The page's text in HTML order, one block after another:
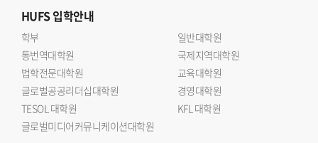
HUFS입학안내
학부
일반대학원
통번역대학원
국제지역대학원
법학전문대학원
교육대학원
글로벌공공리더십대학원
경영대학원
TESOL 대학원
KFL 대학원
글로벌미디어커뮤니케이션대학원